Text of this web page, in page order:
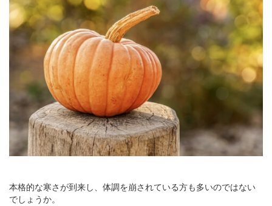
本格的な寒さが到来し、体調を崩されている方も多いのではない
でしょうか。